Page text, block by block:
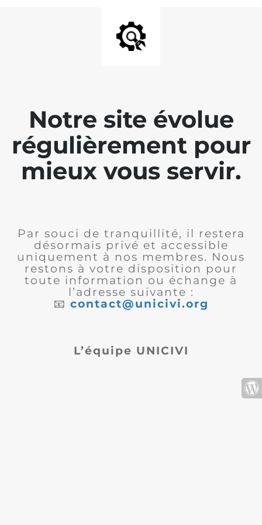
Notre site évolue
régulièrement pour
mieux vous servir.
Par souci de tranquillité, il restera
désormais privé et accessible
uniquement à nos membres. Nous
restons à votre disposition pour
toute information ou échange à
l’adresse suivante :
📧 contact@unicivi.org
L’équipe UNICIVI